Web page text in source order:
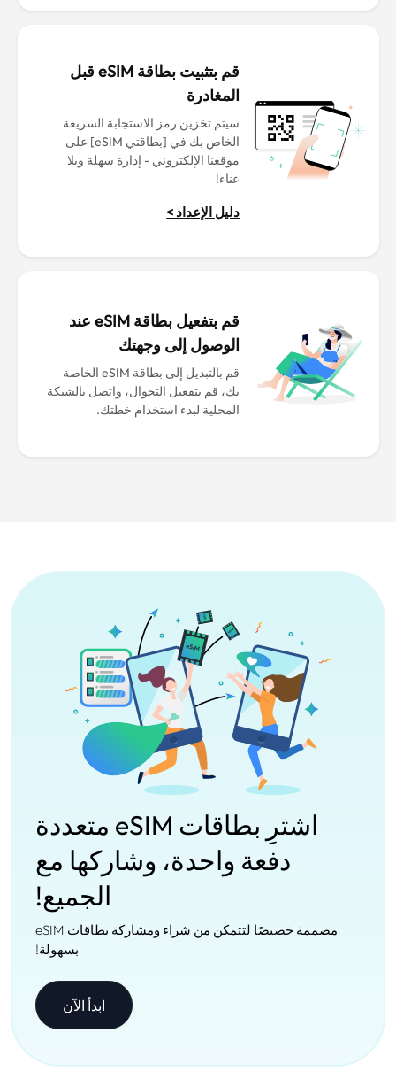
قم بتثبيت بطاقة eSIM قبل
المغادرة
سيتم تخزين رمز الاستجابة السريعة
الخاص بك في [بطاقتي eSIM] على
موقعنا الإلكتروني - إدارة سهلة وبلا
عناء!
دليل الإعداد >
قم بتفعيل بطاقة eSIM عند
الوصول إلى وجهتك
قم بالتبديل إلى بطاقة eSIM الخاصة
بك، قم بتفعيل التجوال، واتصل بالشبكة
المحلية لبدء استخدام خطتك.
اشترِ بطاقات eSIM متعددة
دفعة واحدة، وشاركها مع
الجميع!
مصممة خصيصًا لتتمكن من شراء ومشاركة بطاقات eSIM
بسهولة!
ابدأ الآن